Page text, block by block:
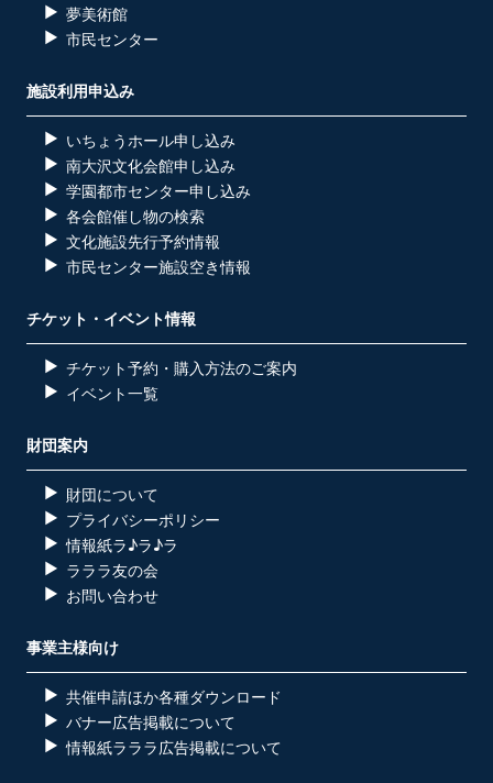
夢美術館
市民センター
施設利用申込み
いちょうホール申し込み
南大沢文化会館申し込み
学園都市センター申し込み
各会館催し物の検索
文化施設先行予約情報
市民センター施設空き情報
チケット・イベント情報
チケット予約・購入方法のご案内
イベント一覧
財団案内
財団について
プライバシーポリシー
情報紙ラ♪ラ♪ラ
ラララ友の会
お問い合わせ
事業主様向け
共催申請ほか各種ダウンロード
バナー広告掲載について
情報紙ラララ広告掲載について